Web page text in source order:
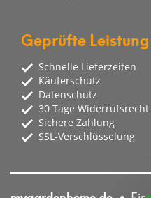
Geprüfte Leistung
Schnelle Lieferzeiten
Käuferschutz
Datenschutz
30 Tage Widerrufsrecht
Sichere Zahlung
SSL-Verschlüsselung